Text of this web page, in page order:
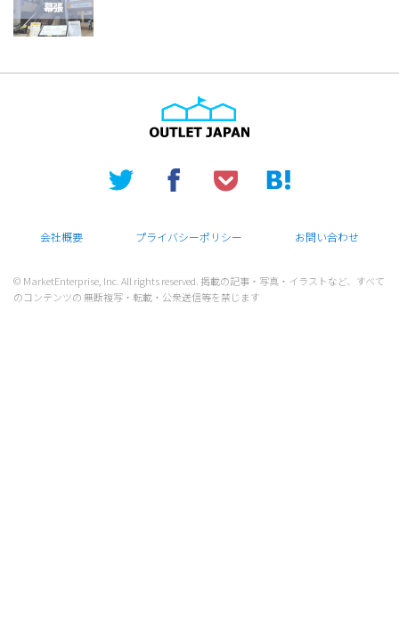
会社概要 プライバシーポリシー お問い合わせ
© MarketEnterprise, Inc. All rights reserved. 掲載の記事・写真・イラストなど、すべて
のコンテンツの 無断複写・転載・公衆送信等を禁じます